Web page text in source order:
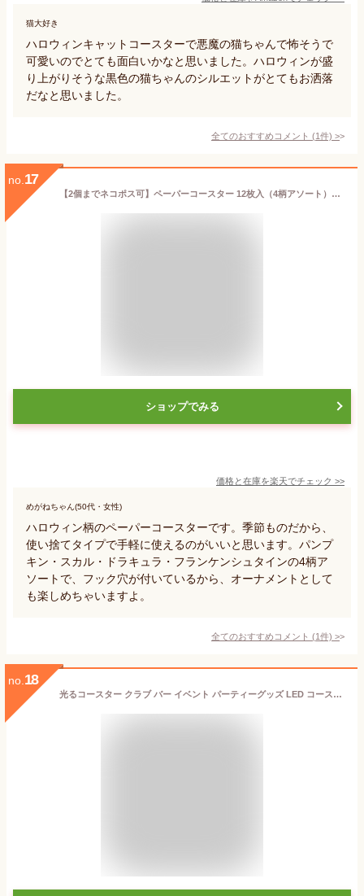
猫大好き
ハロウィンキャットコースターで悪魔の猫ちゃんで怖そうで
可愛いのでとても面白いかなと思いました。ハロウィンが盛
り上がりそうな黒色の猫ちゃんのシルエットがとてもお洒落
だなと思いました。
全てのおすすめコメント (1件) >
no. 17
【2個までネコポス可】ペーパーコースター 12枚入（4柄アソート）【BN】[ハロウィン パーティーグッズ 紙 コースター ペーパー オーナメント ディスプレイ インテリア 飾り 秋]
ショップでみる
価格と在庫を楽天でチェック >>
めがねちゃん(50代・女性)
ハロウィン柄のペーパーコースターです。季節ものだから、
使い捨てタイプで手軽に使えるのがいいと思います。パンプ
キン・スカル・ドラキュラ・フランケンシュタインの4柄ア
ソートで、フック穴が付いているから、オーナメントとして
も楽しめちゃいますよ。
全てのおすすめコメント (1件) >
no. 18
光るコースター クラブ バー イベント パーティーグッズ LED コースター コースター 丸型 全2色 フラッシュモブ 発光 照明 輝く ハーバリウム用 ライト スタンド 照明 ライトアップ 円形 LED台座 おしゃれ 結婚式 披露宴 花材 ボトル シャンパン 単4電池仕様 送料無料